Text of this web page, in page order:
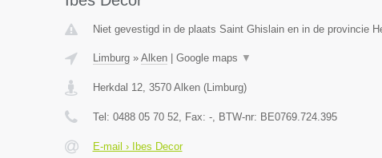
Niet gevestigd in de plaats Saint Ghislain en in de provincie
Limburg» Alken| Google maps ▼
Herkdal 12, 3570 Alken(Limburg)
Tel: 0488 05 70 52, Fax: -, BTW-nr: BE0769.724.395
E-mail › Ibes Decor